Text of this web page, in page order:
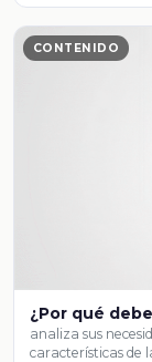
CONTENIDO
¿Por qué
analiza sus
características de